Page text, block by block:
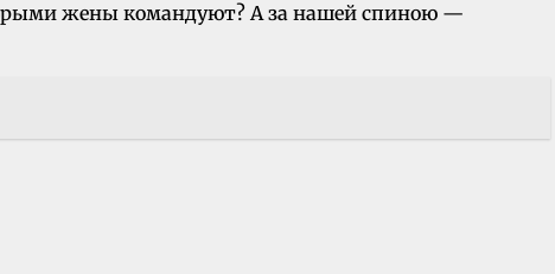
жены командуют? А за нашей спиною —